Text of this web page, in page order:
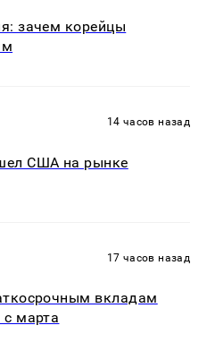
зачем корейцы
14 часов назад
США на рынке
17 часов назад
вкладам
марта